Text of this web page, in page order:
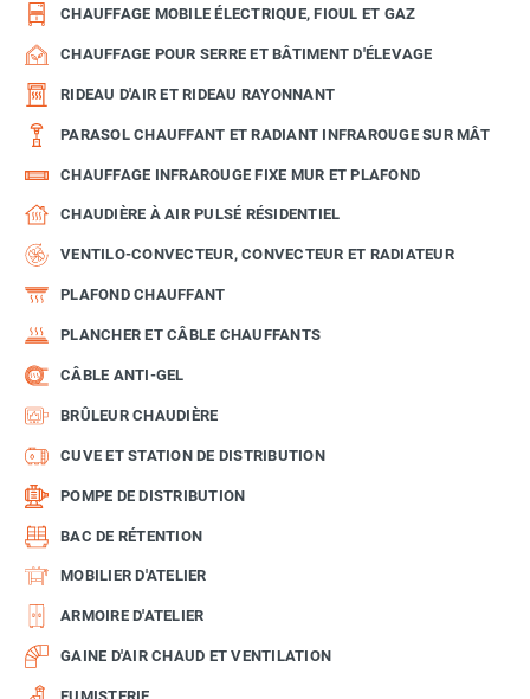
CHAUFFAGE MOBILE ÉLECTRIQUE, FIOUL ET GAZ
CHAUFFAGE POUR SERRE ET BÂTIMENT D'ÉLEVAGE
RIDEAU D'AIR ET RIDEAU RAYONNANT
PARASOL CHAUFFANT ET RADIANT INFRAROUGE SUR MÂT
CHAUFFAGE INFRAROUGE FIXE MUR ET PLAFOND
CHAUDIÈRE À AIR PULSÉ RÉSIDENTIEL
VENTILO-CONVECTEUR, CONVECTEUR ET RADIATEUR
PLAFOND CHAUFFANT
PLANCHER ET CÂBLE CHAUFFANTS
CÂBLE ANTI-GEL
BRÛLEUR CHAUDIÈRE
CUVE ET STATION DE DISTRIBUTION
POMPE DE DISTRIBUTION
BAC DE RÉTENTION
MOBILIER D'ATELIER
ARMOIRE D'ATELIER
GAINE D'AIR CHAUD ET VENTILATION